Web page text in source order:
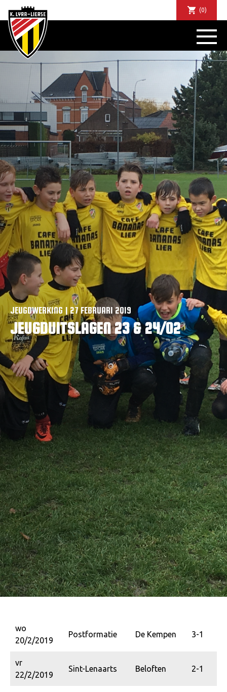
(0)
JEUGDWERKING | 27 FEBRUARI 2019
JEUGDUITSLAGEN 23 & 24/02
wo
20/2/2019
Postformatie De Kempen 3-1
vr
22/2/2019
Sint-Lenaarts Beloften 2-1
NIEUWS
DE CLUB
SPORTIEF
SUPPORTERS
TICKETS
ABONNEMENTEN
COMMUNITY
JEUGD
BUSINESS CLUB
MATCHDINERS
CLUBAPP
FANSHOP
FAQ
VACATURES
CONTACTEER ONS